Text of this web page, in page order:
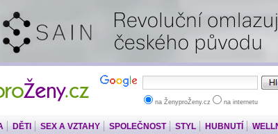
na ŽenyproŽeny.cz na internetu
DĚTI SEX A VZTAHY SPOLEČNOST STYL HUBNUTÍ